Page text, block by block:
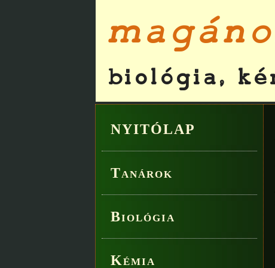
NYITÓLAP
Tanárok
Biológia
Kémia